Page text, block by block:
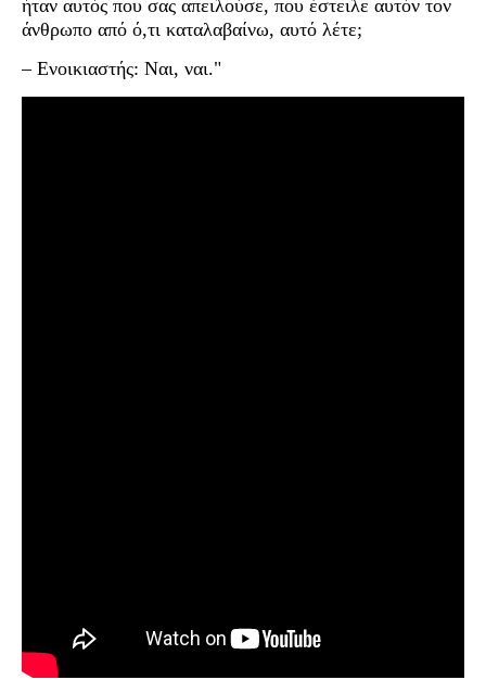
ήταν αυτός που σας απειλούσε, που έστειλε αυτόν τον
άνθρωπο από ό,τι καταλαβαίνω, αυτό λέτε;
– Ενοικιαστής: Ναι, ναι."